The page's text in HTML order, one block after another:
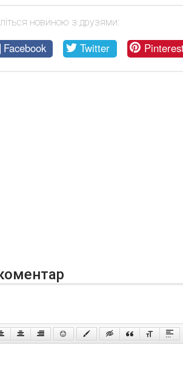
новиною з друзями:
Facebook Twitter